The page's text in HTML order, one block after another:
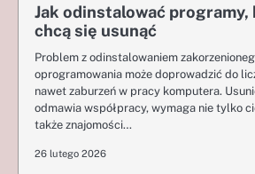
Jak odinstalować
chcą się usunąć
Problem z odinstalowaniem
oprogramowania może doprowadzić do
nawet zaburzeń w pracy komputera.
odmawia współpracy, wymaga nie tylko
także znajomości…
26 lutego 2026